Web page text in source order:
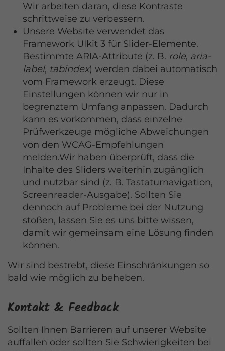
Wir arbeiten daran, diese Kontraste
schrittweise zu verbessern.
Unsere Website verwendet das
Framework UIkit 3 für Slider-Elemente.
Bestimmte ARIA-Attribute (z. B. role, aria-
label, tabindex) werden dabei automatisch
vom Framework erzeugt. Diese
Einstellungen können wir nur in
begrenztem Umfang anpassen. Dadurch
kann es vorkommen, dass einzelne
Prüfwerkzeuge mögliche Abweichungen
von den WCAG-Empfehlungen
melden.Wir haben überprüft, dass die
Inhalte des Sliders weiterhin zugänglich
und nutzbar sind (z. B. Tastaturnavigation,
Screenreader-Ausgabe). Sollten Sie
dennoch auf Probleme bei der Nutzung
stoßen, lassen Sie es uns bitte wissen,
damit wir gemeinsam eine Lösung finden
können.
Wir sind bestrebt, diese Einschränkungen so
bald wie möglich zu beheben.
Kontakt & Feedback
Sollten Ihnen Barrieren auf unserer Website
auffallen oder sollten Sie Schwierigkeiten bei